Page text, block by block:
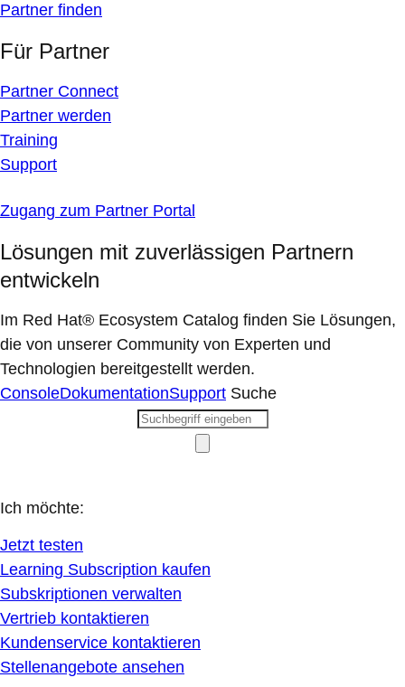
Partner finden
Für Partner
Partner Connect
Partner werden
Training
Support
Zugang zum Partner Portal
Lösungen mit zuverlässigen Partnern
entwickeln
Im Red Hat® Ecosystem Catalog finden Sie Lösungen,
die von unserer Community von Experten und
Technologien bereitgestellt werden.
ConsoleDokumentationSupport Suche
Ich möchte:
Jetzt testen
Learning Subscription kaufen
Subskriptionen verwalten
Vertrieb kontaktieren
Kundenservice kontaktieren
Stellenangebote ansehen